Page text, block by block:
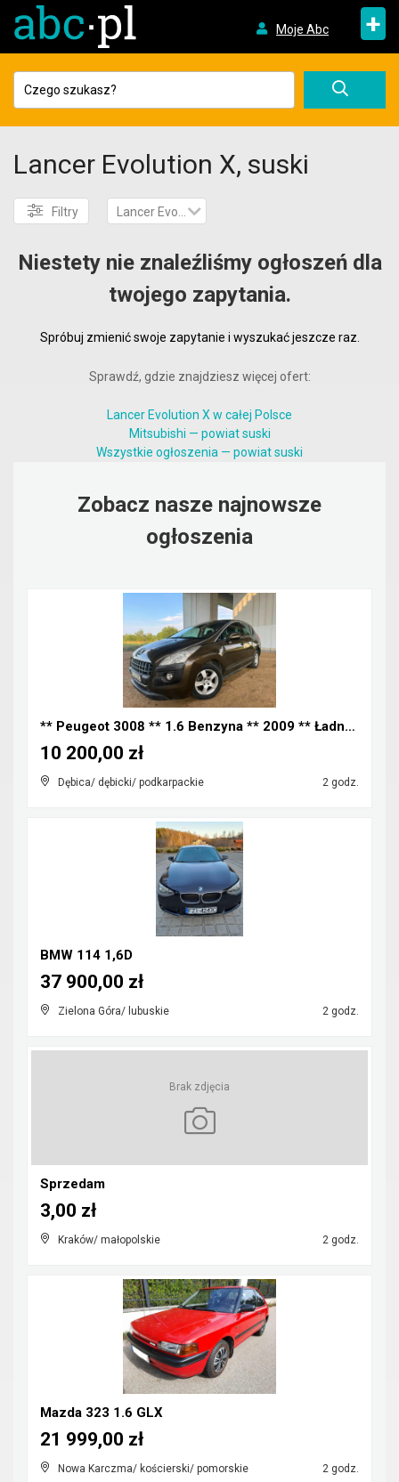
Moje Abc +
Lancer Evolution X, suski
Filtry Lancer Evolution X
Niestety nie znaleźliśmy ogłoszeń dla
twojego zapytania.
Spróbuj zmienić swoje zapytanie i wyszukać jeszcze raz.
Sprawdź, gdzie znajdziesz więcej ofert:
Lancer Evolution X w całej Polsce
Mitsubishi — powiat suski
Wszystkie ogłoszenia — powiat suski
Zobacz nasze najnowsze
ogłoszenia
** Peugeot 3008 ** 1.6 Benzyna ** 2009 ** Ładny Za...
Dębica/ dębicki/ podkarpackie 2 godz.
10 200,00 zł
BMW 114 1,6D
Zielona Góra/ lubuskie 2 godz.
37 900,00 zł
Brak zdjęcia
Sprzedam
Kraków/ małopolskie 2 godz.
3,00 zł
Mazda 323 1.6 GLX
Nowa Karczma/ kościerski/ pomorskie 2 godz.
21 999,00 zł